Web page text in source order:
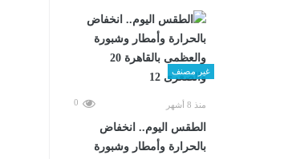
غير مصنف
منذ 8 أشهر 0
الطقس اليوم.. انخفاض
بالحرارة وأمطار وشبورة